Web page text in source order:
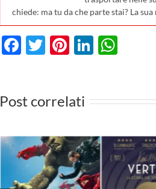
chiede: ma tu da che parte stai? La
Facebook
Twitter
Pinterest
LinkedIn
Post correlati